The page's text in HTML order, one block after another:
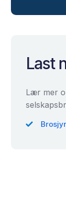
Last
Lær mer